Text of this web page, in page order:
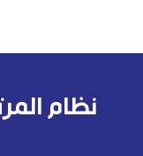
نظام